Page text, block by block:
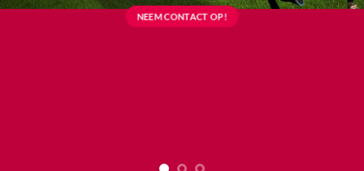
NEEM CONTACT OP!